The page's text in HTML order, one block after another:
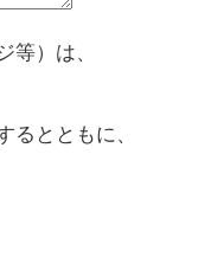
等）は、
とともに、